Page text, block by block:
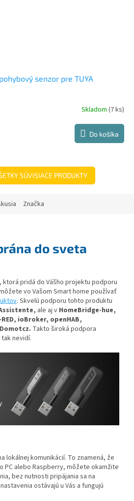
senzor pre TUYA
Skladom(7 ks)
Do košíka
SÚVISIACE PRODUKTY
Značka
do sveta
ktorá pridá do Vášho projektu podporu
vo Vašom Smart home používať
. Skvelú podporu tohto produktu
ale aj v HomeBridge-hue,
ioBroker, openHAB,
Takto široká podpora
nevidí.
lokálnej komunikácií. To znamená, že
PC alebo Raspberry, môžete okamžite
bez nutnosti pripájania sa na
ostávajú u Vás a fungujú